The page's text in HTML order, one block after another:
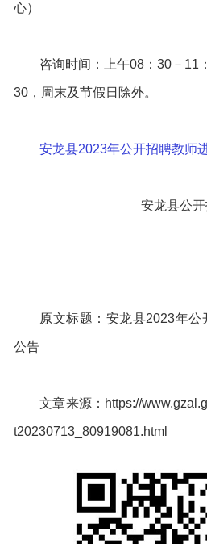
心）
咨询时间：上午08：30－11：
30，周末及节假日除外。
安龙县2023年公开招聘教师
安龙县公开
原文标题：安龙县2023年公
公告
文章来源：https://
t20230713_80919081.html